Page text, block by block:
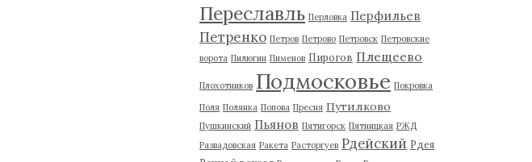
Переславль Перловка Перфильев
Петренко Петров Петрово Петровск Петровские
ворота Пилюгин Пименов Пирогов Плещеево
Плохотников Подмосковье Покровка
Поля Полянка Попова Пресня Путилково
Пушкинский Пьянов Пятигорск Пятницкая РЖД
Развадовская Ракета Расторгуев Рдейский Рдея